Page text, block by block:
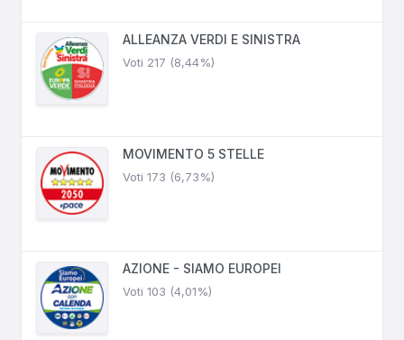
ALLEANZA VERDI E SINISTRA
Voti 217 (8,44%)
MOVIMENTO 5 STELLE
Voti 173 (6,73%)
AZIONE - SIAMO EUROPEI
Voti 103 (4,01%)